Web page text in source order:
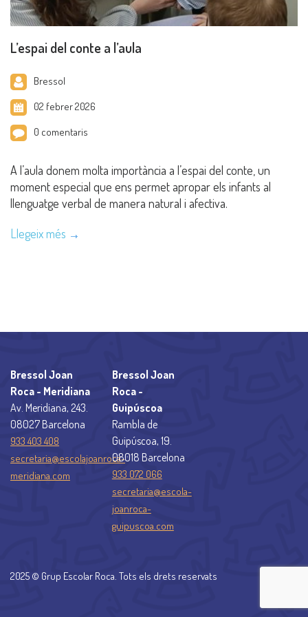
L’espai del conte a l’aula
Bressol
02 febrer 2026
0 comentaris
A l’aula donem molta importància a l’espai del conte, un
moment especial que ens permet apropar els infants al
llenguatge verbal de manera natural i afectiva.
Llegeix més
Bressol Joan
Roca - Meridiana
Av. Meridiana, 243.
08027 Barcelona
933 403 408
secretaria@escolajoanroca-
meridiana.com
Bressol Joan
Roca -
Guipúscoa
Rambla de
Guipúscoa, 19.
08018 Barcelona
933 072 066
secretaria@escola-
joanroca-
guipuscoa.com
2025 © Grup Escolar Roca. Tots els drets reservats